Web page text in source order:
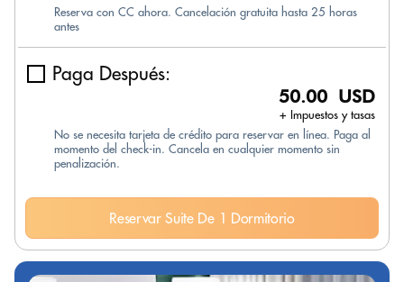
Reserva con CC ahora. Cancelación gratuita hasta 25 horas
antes
Paga Después:
50.00 USD
+ Impuestos y tasas
No se necesita tarjeta de crédito para reservar en línea. Paga al
momento del check-in. Cancela en cualquier momento sin
penalización.
Reservar Suite De 1 Dormitorio